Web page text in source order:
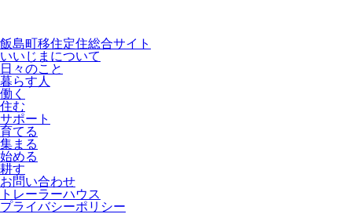
飯島町移住定住総合サイト
いいじまについて
日々のこと
暮らす人
働く
住む
サポート
育てる
集まる
始める
耕す
お問い合わせ
トレーラーハウス
プライバシーポリシー